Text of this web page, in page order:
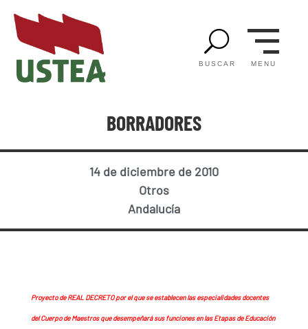
U
BUSCAR MENU
BORRADORES
14 de diciembre de 2010
Otros
Andalucía
Proyecto de REAL DECRETO por el que se establecen las especialidades docentes
del Cuerpo de Maestros que desempeñará sus funciones en las Etapas de Educación